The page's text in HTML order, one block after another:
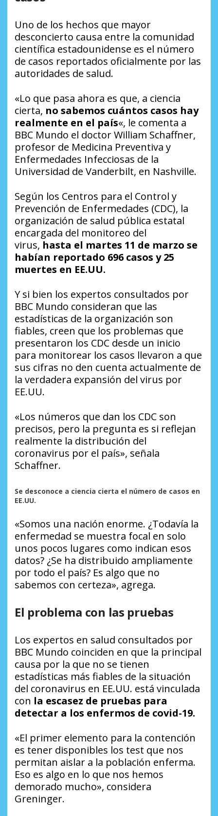
Uno de los hechos que mayor
desconcierto causa entre la comunidad
científica estadounidense es el número
de casos reportados oficialmente por las
autoridades de salud.
«Lo que pasa ahora es que, a ciencia
cierta, no sabemos cuántos casos hay
realmente en el país«, le comenta a
BBC Mundo el doctor William Schaffner,
profesor de Medicina Preventiva y
Enfermedades Infecciosas de la
Universidad de Vanderbilt, en Nashville.
Según los Centros para el Control y
Prevención de Enfermedades (CDC), la
organización de salud pública estatal
encargada del monitoreo del
virus, hasta el martes 11 de marzo se
habían reportado 696 casos y 25
muertes en EE.UU.
Y si bien los expertos consultados por
BBC Mundo consideran que las
estadísticas de la organización son
fiables, creen que los problemas que
presentaron los CDC desde un inicio
para monitorear los casos llevaron a que
sus cifras no den cuenta actualmente de
la verdadera expansión del virus por
EE.UU.
«Los números que dan los CDC son
precisos, pero la pregunta es si reflejan
realmente la distribución del
coronavirus por el país», señala
Schaffner.
Se desconoce a ciencia cierta el número de casos en
EE.UU.
«Somos una nación enorme. ¿Todavía la
enfermedad se muestra focal en solo
unos pocos lugares como indican esos
datos? ¿Se ha distribuido ampliamente
por todo el país? Es algo que no
sabemos con certeza», agrega.
El problema con las pruebas
Los expertos en salud consultados por
BBC Mundo coinciden en que la principal
causa por la que no se tienen
estadísticas más fiables de la situación
del coronavirus en EE.UU. está vinculada
con la escasez de pruebas para
detectar a los enfermos de covid-19.
«El primer elemento para la contención
es tener disponibles los test que nos
permitan aislar a la población enferma.
Eso es algo en lo que nos hemos
demorado mucho», considera
Greninger.